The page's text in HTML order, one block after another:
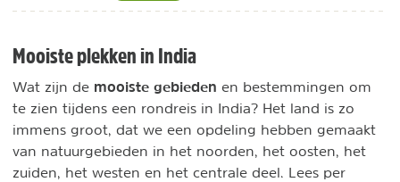
Mooiste plekken in India
Wat zijn de mooiste gebieden en bestemmingen om
te zien tijdens een rondreis in India? Het land is zo
immens groot, dat we een opdeling hebben gemaakt
van natuurgebieden in het noorden, het oosten, het
zuiden, het westen en het centrale deel. Lees per